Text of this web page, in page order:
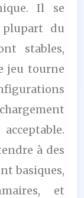
Il se
du
stables,
jeu tourne
à des
basiques,
et